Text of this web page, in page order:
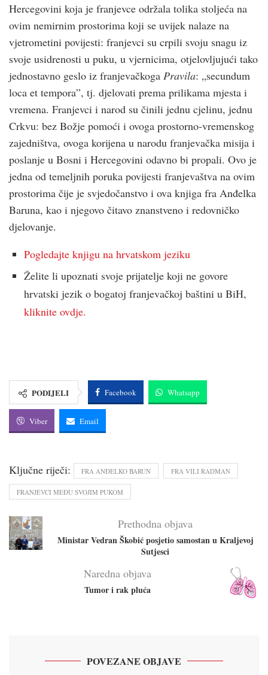
Hercegovini koja je franjevce održala tolika stoljeća na
ovim nemirnim prostorima koji se uvijek nalaze na
vjetrometini povijesti: franjevci su crpili svoju snagu iz
svoje usidrenosti u puku, u vjernicima, otjelovljujući tako
jednostavno geslo iz franjevačkoga Pravila: „secundum
loca et tempora”, tj. djelovati prema prilikama mjesta i
vremena. Franjevci i narod su činili jednu cjelinu, jednu
Crkvu: bez Božje pomoći i ovoga prostorno-vremenskog
zajedništva, ovoga korijena u narodu franjevačka misija i
poslanje u Bosni i Hercegovini odavno bi propali. Ovo je
jedna od temeljnih poruka povijesti franjevaštva na ovim
prostorima čije je svjedočanstvo i ova knjiga fra Anđelka
Baruna, kao i njegovo čitavo znanstveno i redovničko
djelovanje.
Pogledajte knjigu na hrvatskom jeziku
Želite li upoznati svoje prijatelje koji ne govore
hrvatski jezik o bogatoj franjevačkoj baštini u BiH,
kliknite ovdje.
PODIJELI Facebook Whatsapp
Viber Email
Ključne riječi: FRA ANĐELKO BARUN FRA VILI RADMAN
FRANJEVCI MEĐU SVOJIM PUKOM
Prethodna objava
Ministar Vedran Škobić posjetio samostan u Kraljevoj
Sutjesci
Naredna objava
Tumor i rak pluća
POVEZANE OBJAVE